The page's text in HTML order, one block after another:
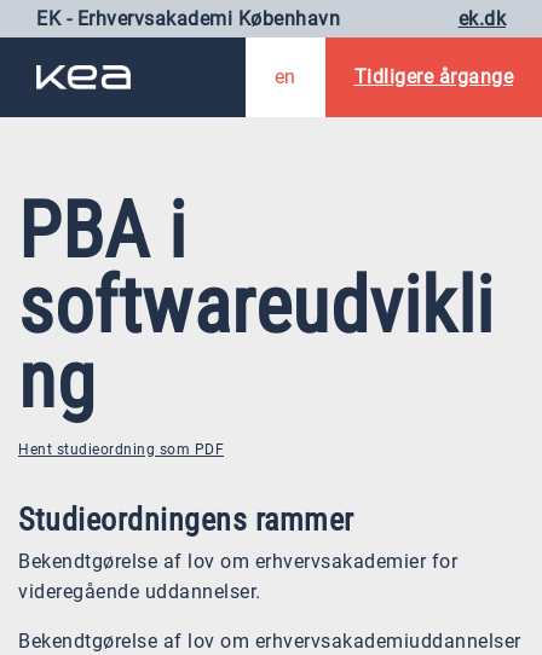
EK - Erhvervsakademi København ek.dk
en Tidligere årgange
PBA i
softwareudvikli
ng
Hent studieordning som PDF
Studieordningens rammer
Bekendtgørelse af lov om erhvervsakademier for
videregående uddannelser.
Bekendtgørelse af lov om erhvervsakademiuddannelser